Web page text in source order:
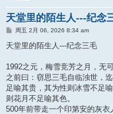
天堂里的陌生人---纪念
帖周五 2月 06, 2026 8:34 am
天堂里的陌生人---纪念三毛
1992之元，梅雪竞芳之月，无
之前曰：窃思三毛自临浊世，
足喻其贵，其为性则冰雪不足
则花月不足喻其色。
500年前带走一个印第安的灰衣